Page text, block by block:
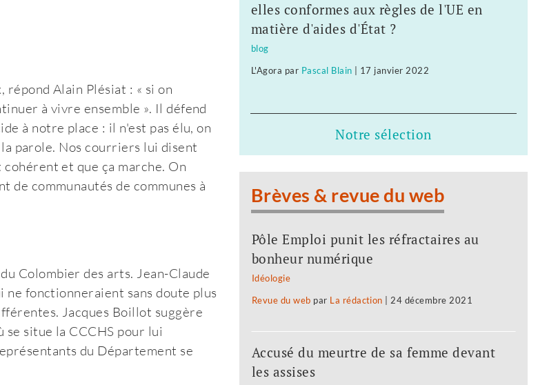
Alain Plésiat : « si on
à vivre ensemble ». Il défend
à notre place : il n'est pas élu, on
parole. Nos courriers lui disent
et que ça marche. On
communautés de communes à
Colombier des arts. Jean-Claude
ne fonctionneraient sans doute plus
Jacques Boillot suggère
situe la CCCHS pour lui
du Département se
elles conformes aux règles de l'UE en
matière d'aides d'État ?
blog
L'Agora par Pascal Blain 17 janvier 2022
Notre sélection
Brèves & revue du web
Pôle Emploi punit les réfractaires au
bonheur numérique
Idéologie
Revue du web par La rédaction 24 décembre 2021
Accusé du meurtre de sa femme devant
les assises